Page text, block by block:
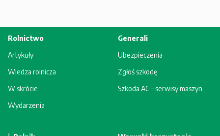
Rolnictwo
Artykuły
Wiedza rolnicza
W skrócie
Wydarzenia
Generali
Ubezpieczenia
Zgłoś szkodę
Szkoda AC – serwisy maszyn